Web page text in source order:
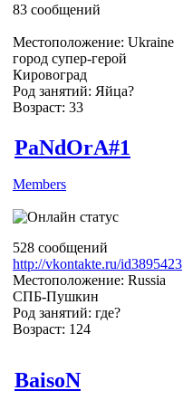
83 сообщений
Местоположение: Ukraine
город супер-герой
Кировоград
Род занятий: Яйца?
Возраст: 33
PaNdOrA#1
Members
528 сообщений
http://vkontakte.ru/id3895423
Местоположение: Russia
СПБ-Пушкин
Род занятий: где?
Возраст: 124
BaisoN